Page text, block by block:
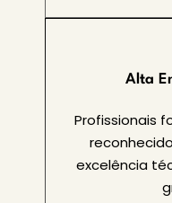
Alta
Profissionais
excelência